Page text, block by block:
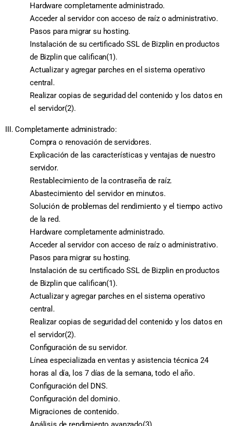
Hardware completamente administrado.
Acceder al servidor con acceso de raíz o administrativo.
Pasos para migrar su hosting.
Instalación de su certificado SSL de Bizplin en productos
de Bizplin que califican(1).
Actualizar y agregar parches en el sistema operativo
central.
Realizar copias de seguridad del contenido y los datos en
el servidor(2).
III. Completamente administrado:
Compra o renovación de servidores.
Explicación de las características y ventajas de nuestro
servidor.
Restablecimiento de la contraseña de raíz.
Abastecimiento del servidor en minutos.
Solución de problemas del rendimiento y el tiempo activo
de la red.
Hardware completamente administrado.
Acceder al servidor con acceso de raíz o administrativo.
Pasos para migrar su hosting.
Instalación de su certificado SSL de Bizplin en productos
de Bizplin que califican(1).
Actualizar y agregar parches en el sistema operativo
central.
Realizar copias de seguridad del contenido y los datos en
el servidor(2).
Configuración de su servidor.
Línea especializada en ventas y asistencia técnica 24
horas al día, los 7 días de la semana, todo el año.
Configuración del DNS.
Configuración del dominio.
Migraciones de contenido.